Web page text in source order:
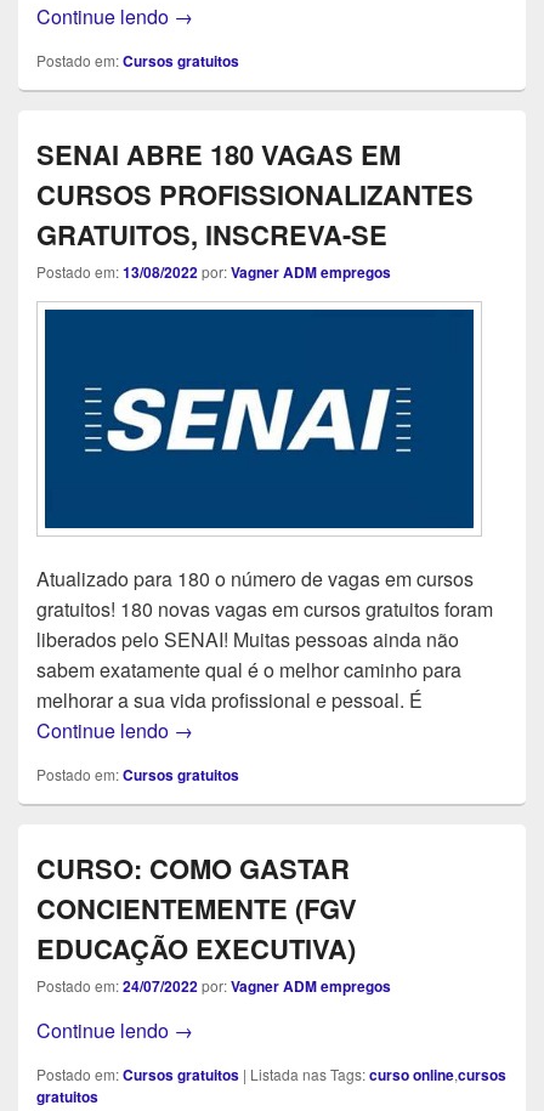
Continue lendo SENAC EAD OFERECE 1.300 VAGAS
→
Postado em:Cursos gratuitos
SENAI ABRE 180 VAGAS EM
CURSOS PROFISSIONALIZANTES
GRATUITOS, INSCREVA-SE
Postado em:13/08/2022por:Vagner ADM empregos
Atualizado para 180 o número de vagas em cursos
gratuitos! 180 novas vagas em cursos gratuitos foram
liberados pelo SENAI! Muitas pessoas ainda não
sabem exatamente qual é o melhor caminho para
melhorar a sua vida profissional e pessoal. É
Continue lendo SENAI ABRE 180 VAGAS EM CURSOS
→
Postado em:Cursos gratuitos
CURSO: COMO GASTAR
CONCIENTEMENTE (FGV
EDUCAÇÃO EXECUTIVA)
Postado em:24/07/2022por:Vagner ADM empregos
Continue lendo CURSO: COMO GASTAR
→
Postado em:Cursos gratuitos | Listada nas Tags:curso online,cursos
gratuitos